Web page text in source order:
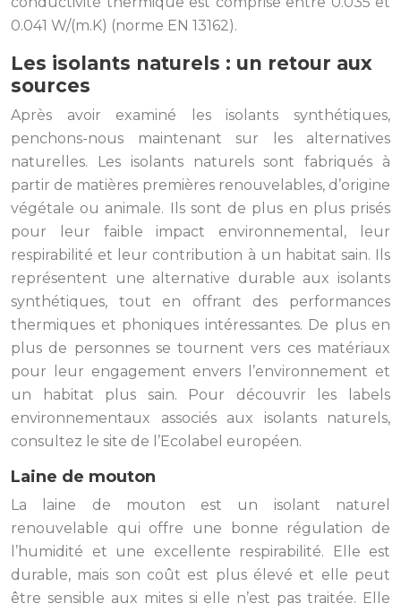
0.041 W/(m.K) (norme EN 13162).
Les isolants naturels : un retour aux
sources
Après avoir examiné les isolants synthétiques,
penchons-nous maintenant sur les alternatives
naturelles. Les isolants naturels sont fabriqués à
partir de matières premières renouvelables, d’origine
végétale ou animale. Ils sont de plus en plus prisés
pour leur faible impact environnemental, leur
respirabilité et leur contribution à un habitat sain. Ils
représentent une alternative durable aux isolants
synthétiques, tout en offrant des performances
thermiques et phoniques intéressantes. De plus en
plus de personnes se tournent vers ces matériaux
pour leur engagement envers l’environnement et
un habitat plus sain. Pour découvrir les labels
environnementaux associés aux isolants naturels,
consultez le site de l’Ecolabel européen.
Laine de mouton
La laine de mouton est un isolant naturel
renouvelable qui offre une bonne régulation de
l’humidité et une excellente respirabilité. Elle est
durable, mais son coût est plus élevé et elle peut
être sensible aux mites si elle n’est pas traitée. Elle